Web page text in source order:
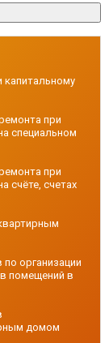
капитальному
при
специальном
при
счёте, счетах
организации
помещений в
домом